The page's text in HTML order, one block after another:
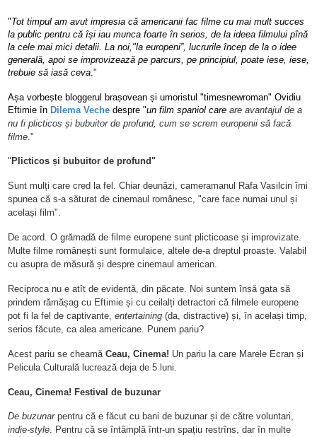
"Tot timpul am avut impresia că americanii fac filme cu mai mult succes
la public pentru că își iau munca foarte în serios, de la ideea filmului pînă
la cele mai mici detalii. La noi,"la europeni”, lucrurile încep de la o idee
generală, apoi se improvizează pe parcurs, pe principiul, poate iese, iese,
trebuie să iasă ceva "
Așa vorbește bloggerul brașovean și umoristul "timesnewroman" Ovidiu
Eftimie în Dilema Veche despre "un film spaniol care are avantajul de a
nu fi plicticos și bubuitor de profund, cum se screm europenii să facă
filme ."
" Plicticos și bubuitor de profund"
Sunt mulți care cred la fel. Chiar deunăzi, cameramanul Rafa Vasilcin îmi
spunea că s-a săturat de cinemaul românesc, "care face numai unul și
același film".
De acord. O grămadă de filme europene sunt plicticoase și improvizate.
Multe filme românești sunt formulaice, altele de-a dreptul proaste. Valabil
cu asupra de măsură și despre cinemaul american.
Reciproca nu e atît de evidentă, din păcate. Noi suntem însă gata să
prindem rămășag cu Eftimie și cu ceilalți detractori că filmele europene
pot fi la fel de captivante, entertaining (da, distractive) și, în același timp,
serios făcute, ca alea americane. Punem pariu?
Acest pariu se cheamă Ceau, Cinema! Un pariu la care Marele Ecran și
Pelicula Culturală lucrează deja de 5 luni.
Ceau, Cinema! Festival de buzunar
De buzunar pentru că e făcut cu bani de buzunar și de către voluntari,
indie-style. Pentru că se întâmplă într-un spațiu restrîns, dar în multe